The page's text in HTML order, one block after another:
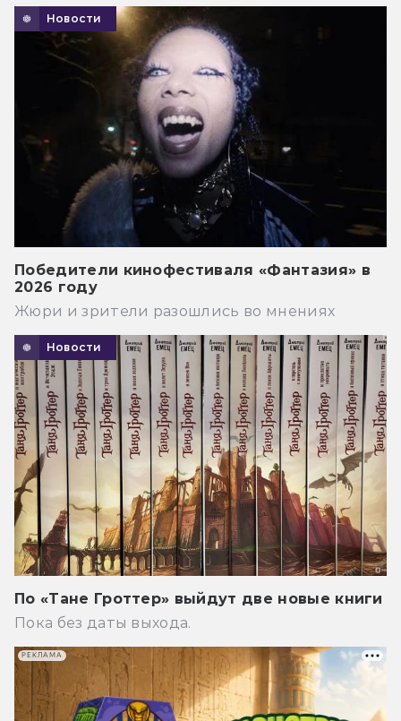
Новости
Победители кинофестиваля «Фантазия» в
2026 году
Жюри и зрители разошлись во мнениях
Новости
По «Тане Гроттер» выйдут две новые книги
Пока без даты выхода.
РЕКЛАМА